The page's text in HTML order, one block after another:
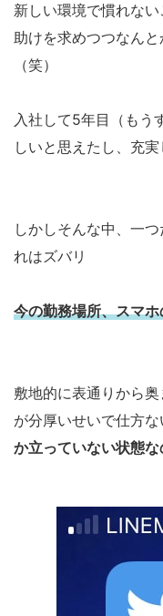
新しい環境で慣れな
助けを求めつつなん
（笑）
入社して5年目（もう
しいと思えたし、充
しかしそんな中、一
れはズバリ
今の勤務場所、スマ
敷地的に表通りから
が分厚いせいで仕方な
か立っていない状態な